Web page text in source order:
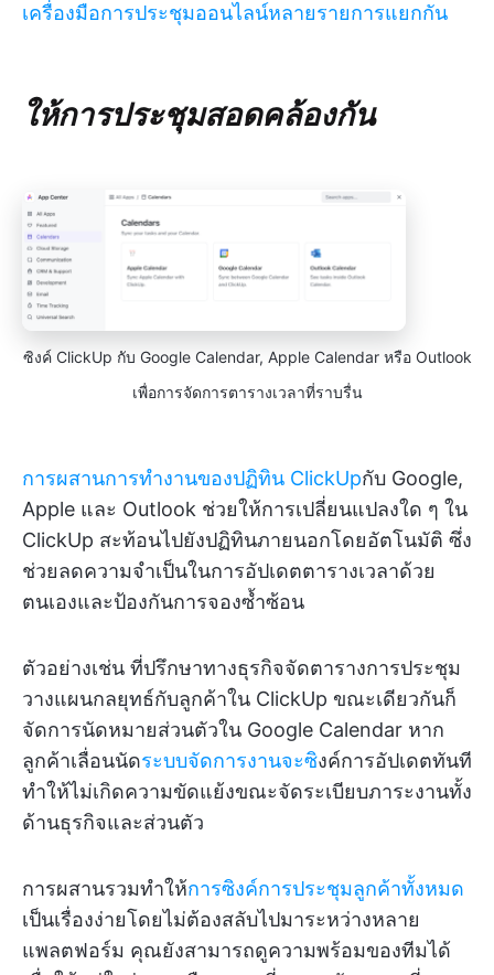
เครื่องมือการประชุมออนไลน์หลายรายการแยกกัน
ให้การประชุมสอดคล้องกัน
ซิงค์ ClickUp กับ Google Calendar, Apple Calendar หรือ Outlook
เพื่อการจัดการตารางเวลาที่ราบรื่น
การผสานการทำงานของปฏิทิน ClickUpกับ Google,
Apple และ Outlook ช่วยให้การเปลี่ยนแปลงใด ๆ ใน
ClickUp สะท้อนไปยังปฏิทินภายนอกโดยอัตโนมัติ ซึ่ง
ช่วยลดความจำเป็นในการอัปเดตตารางเวลาด้วย
ตนเองและป้องกันการจองซ้ำซ้อน
ตัวอย่างเช่น ที่ปรึกษาทางธุรกิจจัดตารางการประชุม
วางแผนกลยุทธ์กับลูกค้าใน ClickUp ขณะเดียวกันก็
จัดการนัดหมายส่วนตัวใน Google Calendar หาก
ลูกค้าเลื่อนนัดระบบจัดการงานจะซิงค์การอัปเดตทันที
ทำให้ไม่เกิดความขัดแย้งขณะจัดระเบียบภาระงานทั้ง
ด้านธุรกิจและส่วนตัว
การผสานรวมทำให้การซิงค์การประชุมลูกค้าทั้งหมด
เป็นเรื่องง่ายโดยไม่ต้องสลับไปมาระหว่างหลาย
แพลตฟอร์ม คุณยังสามารถดูความพร้อมของทีมได้